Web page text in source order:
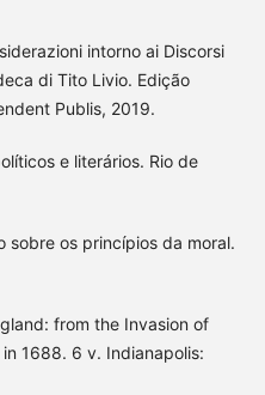
intorno ai Discorsi
di Tito Livio. Edição
Publis, 2019.
e literários. Rio de
sobre os princípios da moral.
from the Invasion of
1688. 6 v. Indianapolis: